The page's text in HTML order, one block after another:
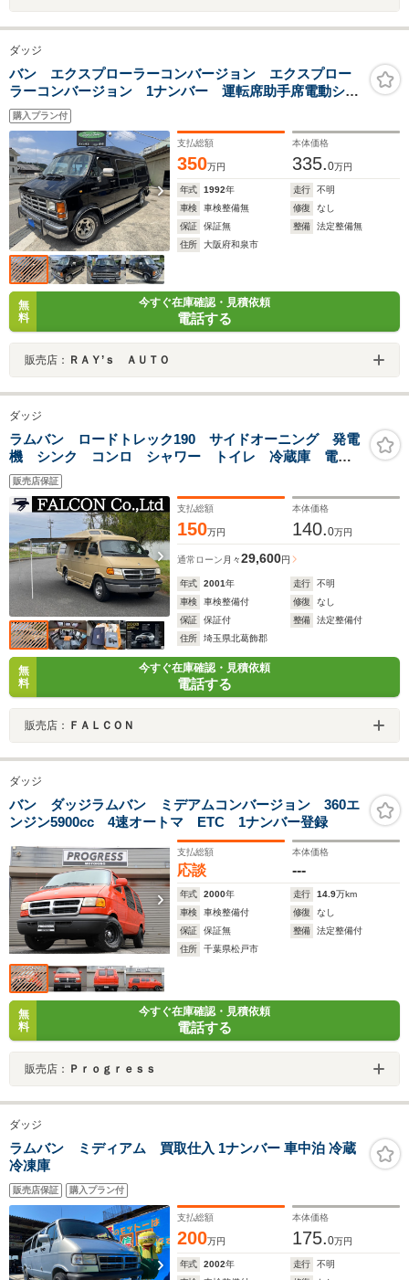
ダッジ
バン エクスプローラーコンバージョン エクスプロー
ラーコンバージョン 1ナンバー 運転席助手席電動シー
ト サードシート電動ベット サンルーフ ソーラーチ
ャージングシステム 社外15インチアルミホイール
購入プラン付
支払総額
350万円
本体価格
335.0万円
年式 1992年 走行
不明
車検
車検整備無 修復
なし
保証
保証無 整備
法定整備無
住所
大阪府和泉市
無
料
今すぐ在庫確認・見積依頼
電話する
販売店： ＲＡＹ’ｓ ＡＵＴＯ
ダッジ
ラムバン ロードトレック190 サイドオーニング 発電
機 シンク コンロ シャワー トイレ 冷蔵庫 電子
レンジ 日本語取扱説明書 ナビ TV バックカメラ
ETC クルコン ルーフウィンドウ 前席回転 100V電
源差込口
販売店保証
支払総額
150万円
本体価格
140.0万円
通常ローン 月々29,600円
年式 2001年 走行
不明
車検
車検整備付 修復
なし
保証
保証付 整備
法定整備付
住所
埼玉県北葛飾郡
無
料
今すぐ在庫確認・見積依頼
電話する
販売店： ＦＡＬＣＯＮ
ダッジ
バン ダッジラムバン ミデアムコンバージョン 360エ
ンジン5900cc 4速オートマ ETC 1ナンバー登録
支払総額
応談
本体価格
---
年式 2000年 走行 14.9万km
車検
車検整備付 修復
なし
保証
保証無 整備
法定整備付
住所
千葉県松戸市
無
料
今すぐ在庫確認・見積依頼
電話する
販売店： Ｐｒｏｇｒｅｓｓ
ダッジ
ラムバン ミディアム 買取仕入 1ナンバー 車中泊 冷蔵
冷凍庫
販売店保証 購入プラン付
支払総額
200万円
本体価格
175.0万円
年式 2002年 走行
不明